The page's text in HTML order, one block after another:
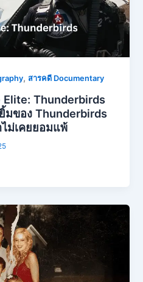
,สารคดี Documentary
Elite: Thunderbirds
มของ Thunderbirds
ม่เคยยอมแพ้